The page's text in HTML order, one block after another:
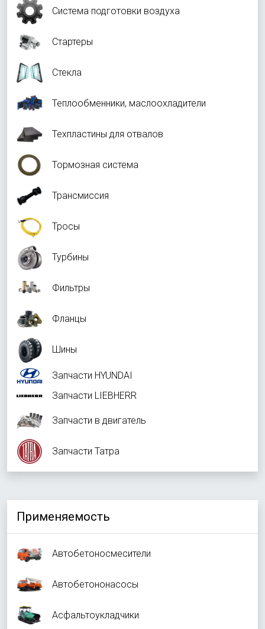
Система подготовки воздуха
Стартеры
Стекла
Теплообменники, маслоохладители
Техпластины для отвалов
Тормозная система
Трансмиссия
Тросы
Турбины
Фильтры
Фланцы
Шины
Запчасти HYUNDAI
Запчасти LIEBHERR
Запчасти в двигатель
Запчасти Татра
Применяемость
Автобетоносмесители
Автобетононасосы
Асфальтоукладчики